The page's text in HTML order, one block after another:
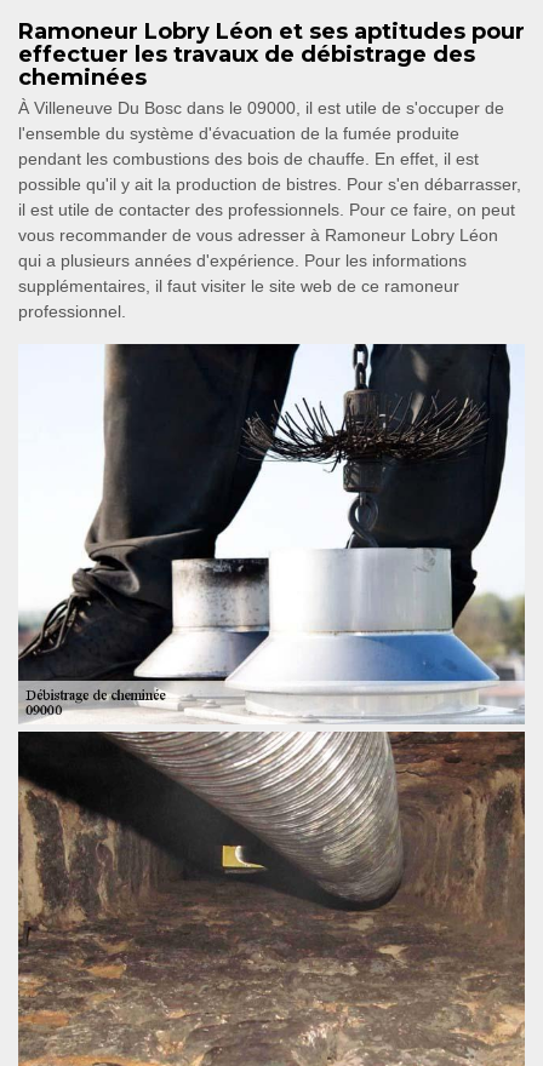
Ramoneur Lobry Léon et ses aptitudes pour
effectuer les travaux de débistrage des
cheminées
À Villeneuve Du Bosc dans le 09000, il est utile de s'occuper de
l'ensemble du système d'évacuation de la fumée produite
pendant les combustions des bois de chauffe. En effet, il est
possible qu'il y ait la production de bistres. Pour s'en débarrasser,
il est utile de contacter des professionnels. Pour ce faire, on peut
vous recommander de vous adresser à Ramoneur Lobry Léon
qui a plusieurs années d'expérience. Pour les informations
supplémentaires, il faut visiter le site web de ce ramoneur
professionnel.